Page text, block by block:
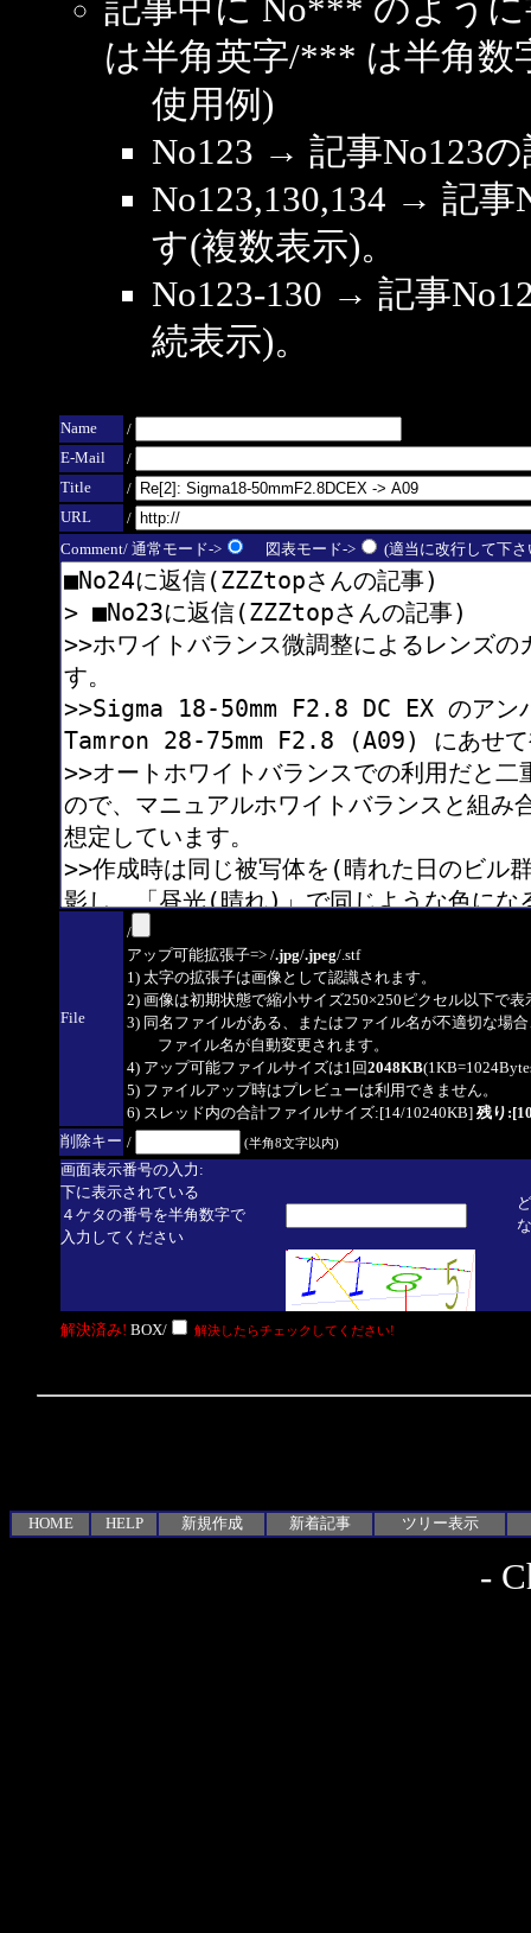
記事中に No*** のよう
は半角英字/*** は半角数
使用例)
No123 → 記事No123
No123,130,134 → 記
す(複数表示)。
No123-130 → 記事
続表示)。
Name
/
E-Mail
/
Title
/
URL
/
Comment/ 通常モード->
図表モード-> (適当に改行して下
File
/
アップ可能拡張子=> /.jpg/.jpeg/.stf
1) 太字の拡張子は画像として認識されます。
2) 画像は初期状態で縮小サイズ250×250ピクセル以下で表
3) 同名ファイルがある、またはファイル名が不適切な場
ファイル名が自動変更されます。
4) アップ可能ファイルサイズは1回2048KB
5) ファイルアップ時はプレビューは利用できません。
6) スレッド内の合計ファイルサイズ:[14/10240KB] 残り
削除キー / (半角8文字以内)
画面表示番号の入力:
下に表示されている
４ケタの番号を半角数字で
入力してください
解決済み! BOX/ 解決したらチェックしてください!
HOME HELP 新規作成 新着記事 ツリー表示
-